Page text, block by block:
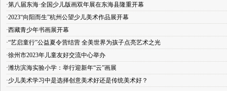
·第八届东海·全国少儿版画双年展在东海县隆重开幕
·2023“向阳而生”杭州公望少儿美术作品展开幕
·西藏青少年书画展开幕
·“艺启童行”公益夏令营结营 全美世界为孩子点亮艺术之光
·徐州市2023年儿童友好交流中心举办
·潍坊滨海实验小学：举行迎新年“云”画展
·少儿美术学习中是选择创意美术好还是传统美术好？